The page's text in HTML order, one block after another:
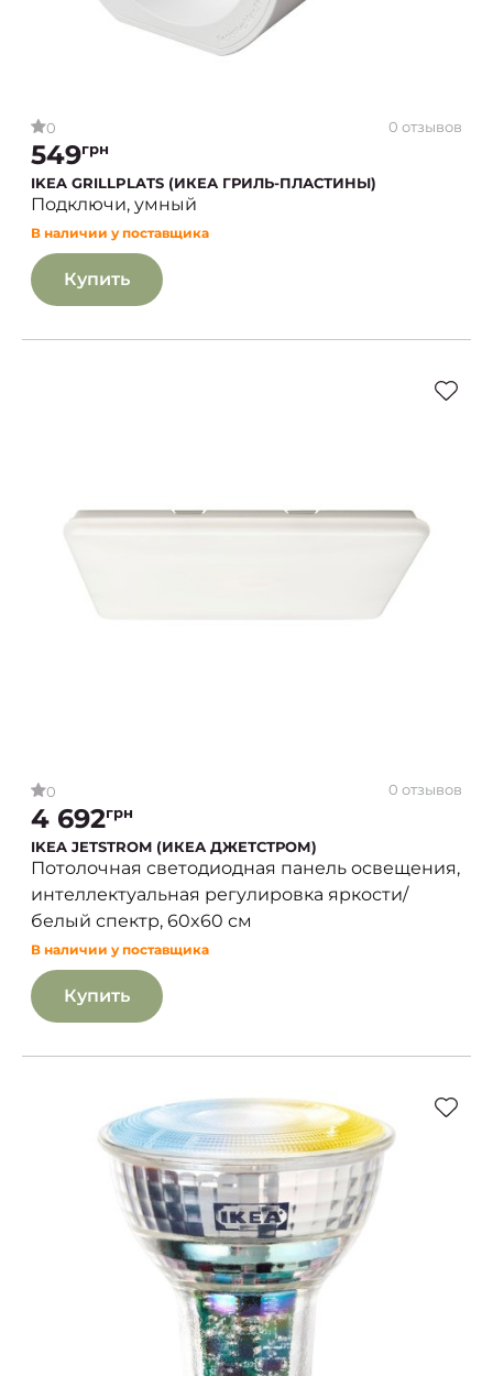
0 0 отзывов
549грн
IKEA GRILLPLATS (ИКЕА ГРИЛЬ-ПЛАСТИНЫ)
Подключи, умный
В наличии у поставщика
Купить
0 0 отзывов
4 692грн
IKEA JETSTROM (ИКЕА ДЖЕТСТРОМ)
Потолочная светодиодная панель освещения,
интеллектуальная регулировка яркости/
белый спектр, 60x60 см
В наличии у поставщика
Купить